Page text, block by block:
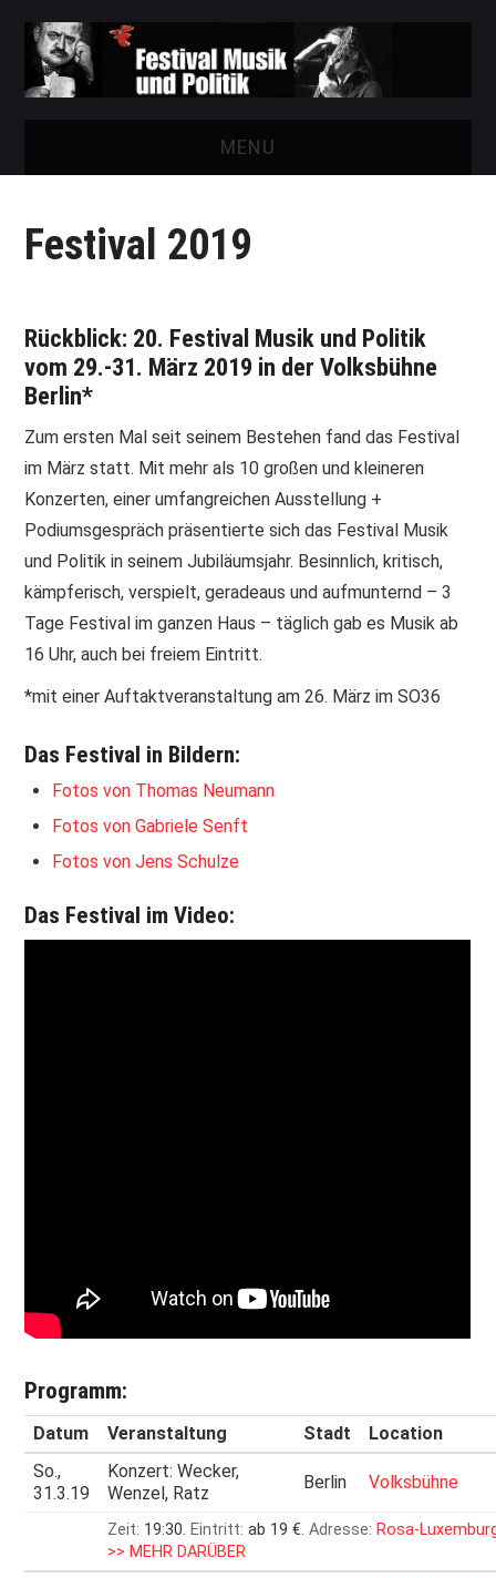
MENU
FESTIVAL
VEREIN
AUSSTELLUNGEN
PRINT & CDS
IMPRESSUM
Festival 2019
Rückblick: 20. Festival Musik und Politik
vom 29.-31. März 2019 in der Volksbühne
Berlin*
Zum ersten Mal seit seinem Bestehen fand das Festival
im März statt. Mit mehr als 10 großen und kleineren
Konzerten, einer umfangreichen Ausstellung +
Podiumsgespräch präsentierte sich das Festival Musik
und Politik in seinem Jubiläumsjahr. Besinnlich, kritisch,
kämpferisch, verspielt, geradeaus und aufmunternd – 3
Tage Festival im ganzen Haus – täglich gab es Musik ab
16 Uhr, auch bei freiem Eintritt.
*mit einer Auftaktveranstaltung am 26. März im SO36
Das Festival in Bildern:
Fotos von Thomas Neumann
Fotos von Gabriele Senft
Fotos von Jens Schulze
Das Festival im Video:
Programm:
Datum Veranstaltung Stadt
Location
So.,
31.3.19
Konzert: Wecker,
Wenzel, Ratz
Berlin Volksbühne
Zeit: 19:30. Eintritt: ab 19 €. Adresse: Rosa-
>> MEHR DARÜBER